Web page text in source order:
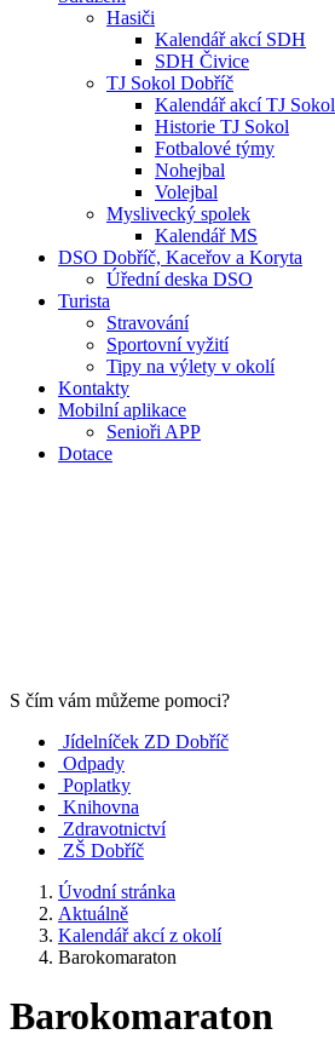
Hasiči
Kalendář akcí SDH
SDH Čivice
TJ Sokol Dobříč
Kalendář akcí TJ Sokol
Historie TJ Sokol
Fotbalové týmy
Nohejbal
Volejbal
Myslivecký spolek
Kalendář MS
DSO Dobříč, Kaceřov a Koryta
Úřední deska DSO
Turista
Stravování
Sportovní vyžití
Tipy na výlety v okolí
Kontakty
Mobilní aplikace
Senioři APP
Dotace
S čím vám můžeme pomoci?
Jídelníček ZD Dobříč
Odpady
Poplatky
Knihovna
Zdravotnictví
ZŠ Dobříč
Úvodní stránka
Aktuálně
Kalendář akcí z okolí
Barokomaraton
Barokomaraton